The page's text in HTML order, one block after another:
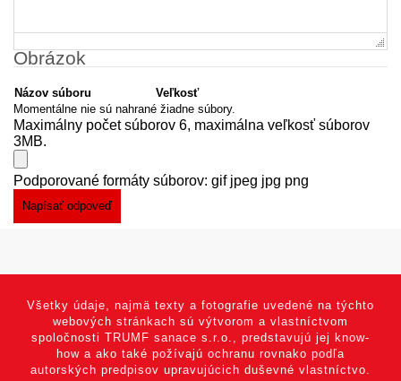
Obrázok
Názov súboru
Veľkosť
Momentálne nie sú nahrané žiadne súbory.
Maximálny počet súborov 6, maximálna veľkosť súborov
3MB.
Podporované formáty súborov: gif jpeg jpg png
Všetky údaje, najmä texty a fotografie uvedené na týchto
webových stránkach sú výtvorom a vlastníctvom
spoločnosti TRUMF sanace s.r.o., predstavujú jej know-
how a ako také požívajú ochranu rovnako podľa
autorských predpisov upravujúcich duševné vlastníctvo.